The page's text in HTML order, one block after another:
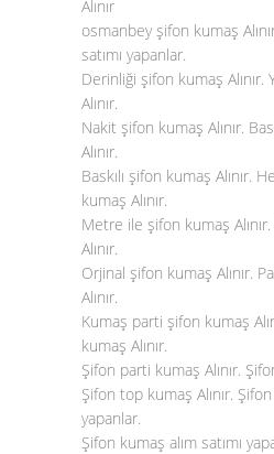
Alınır
osmanbey şifon kumaş
satımı yapanlar.
Derinliği şifon kumaş
Alınır.
Nakit şifon kumaş Alınır.
Alınır.
Baskılı şifon kumaş Alınır.
kumaş Alınır.
Metre ile şifon kumaş
Alınır.
Orjinal şifon kumaş Alınır.
Alınır.
Kumaş parti şifon kumaş
kumaş Alınır.
Şifon parti kumaş Alınır.
Şifon top kumaş Alınır. Şifon
yapanlar.
Şifon kumaş alım satımı